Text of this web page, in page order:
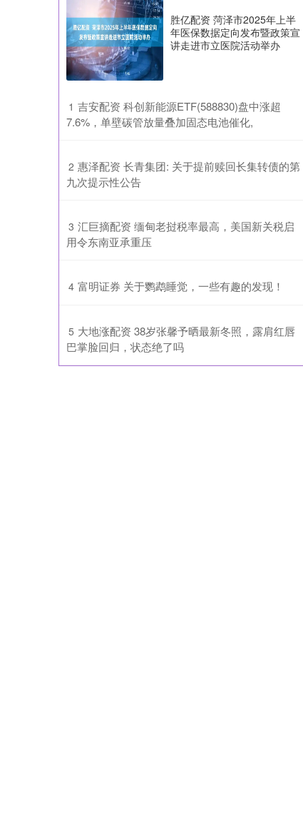
胜亿配资 菏泽市2025年上半
年医保数据定向发布暨政策宣
讲走进市立医院活动举办
1 ​吉安配资 科创新能源ETF(588830)盘中涨超
7.6%，单壁碳管放量叠加固态电池催化,
2 ​惠泽配资 长青集团: 关于提前赎回长集转债的第
九次提示性公告
3 ​汇巨摘配资 缅甸老挝税率最高，美国新关税启
用令东南亚承重压
4 ​富明证券 关于鹦鹉睡觉，一些有趣的发现！
5 ​大地涨配资 38岁张馨予晒最新冬照，露肩红唇
巴掌脸回归，状态绝了吗